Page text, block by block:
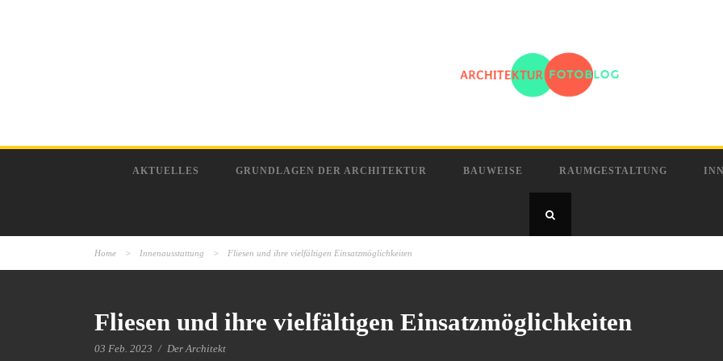
AKTUELLES GRUNDLAGEN DER ARCHITEKTUR BAUWEISE RAUMGESTALTUNG
Home > Innenausstattung > Fliesen und ihre vielfältigen Einsatzmöglichkeiten
Fliesen und ihre vielfältigen Einsatzmöglichkeiten
03 Feb. 2023 / Der Architekt